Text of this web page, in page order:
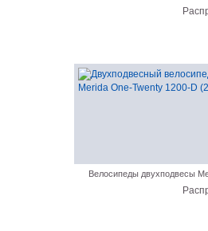
Велосипеды двухподвесы